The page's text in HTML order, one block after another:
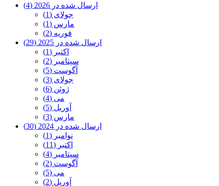
ارسال شده در 2026 (4)
جولای (1)
مارس (1)
فوریه (2)
ارسال شده در 2025 (29)
اکتبر (1)
سپتامبر (2)
آگوست (5)
جولای (3)
ژوئن (6)
می (4)
آوریل (5)
مارس (3)
ارسال شده در 2024 (30)
نوامبر (1)
اکتبر (11)
سپتامبر (4)
آگوست (2)
می (5)
آوریل (2)